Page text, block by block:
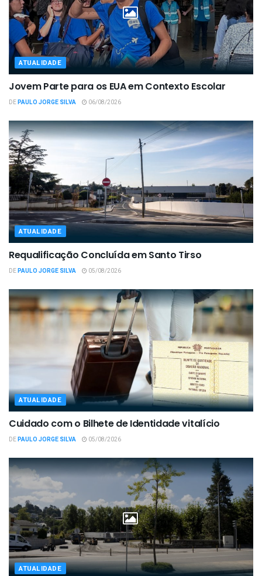
ATUALIDADE
Jovem Parte para os EUA em Contexto Escolar
DEPAULO JORGE SILVA 06/08/2026
ATUALIDADE
Requalificação Concluída em Santo Tirso
DEPAULO JORGE SILVA 05/08/2026
ATUALIDADE
Cuidado com o Bilhete de Identidade vitalício
DEPAULO JORGE SILVA 05/08/2026
ATUALIDADE